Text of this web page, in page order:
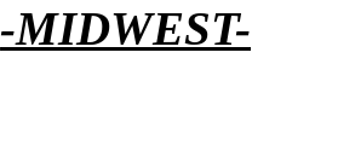
-MIDWEST-